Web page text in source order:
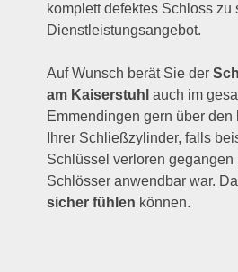
komplett defektes Schloss zu
Dienstleistungsangebot.
Auf Wunsch berät Sie der
am Kaiserstuhl auch im
Emmendingen gern über den
Ihrer Schließzylinder, falls
Schlüssel verloren gegangen
Schlösser anwendbar war.
sicher fühlen können.